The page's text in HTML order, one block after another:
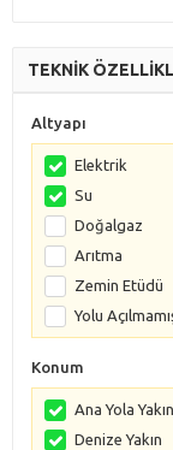
TEKNİK
Altyapı
Elektrik
Su
Doğalgaz
Arıtma
Zemin Etüdü
Yolu
Konum
Ana Yola Yakın
Denize Yakın